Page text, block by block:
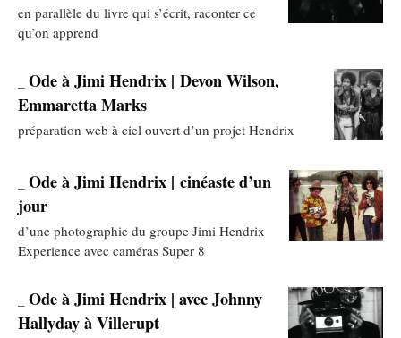
en parallèle du livre qui s’écrit, raconter ce
qu’on apprend
Ode à Jimi Hendrix | Devon Wilson,
Emmaretta Marks
préparation web à ciel ouvert d’un projet Hendrix
Ode à Jimi Hendrix | cinéaste d’un
jour
d’une photographie du groupe Jimi Hendrix
Experience avec caméras Super 8
Ode à Jimi Hendrix | avec Johnny
Hallyday à Villerupt